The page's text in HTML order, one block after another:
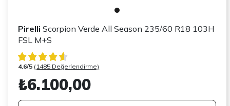
Pirelli Scorpion Verde All Season 235/60 R18 103H
FSL M+S
4.6/5 (1485 Değerlendirme)
₺6.100,00